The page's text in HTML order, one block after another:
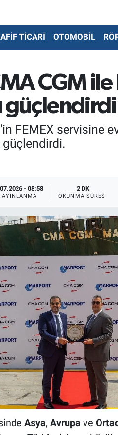
TİCARİ OTOMOBİL
CGM
güçlendirdi
FEMEX servisine
- 08:58 2 DK
OKUNMA SÜRESI
Asya, Avrupa ve